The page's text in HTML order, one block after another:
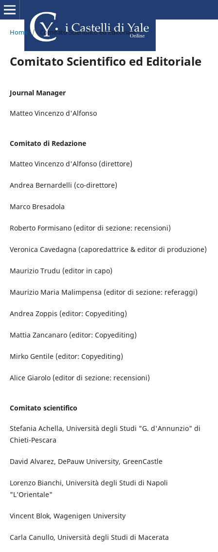
Home / Comitato Scientifico ed Editoriale
Comitato Scientifico ed Editoriale
Journal Manager
Matteo Vincenzo d'Alfonso
Comitato di Redazione
Matteo Vincenzo d'Alfonso (direttore)
Andrea Bernardelli (co-direttore)
Marco Bresadola
Roberto Formisano (editor di sezione: recensioni)
Veronica Cavedagna (caporedattrice & editor di produzione)
Maurizio Trudu (editor in capo)
Maurizio Maria Malimpensa (editor di sezione: referaggi)
Andrea Zoppis (editor: Copyediting)
Mattia Zancanaro (editor: Copyediting)
Mirko Gentile (editor: Copyediting)
Alice Giarolo (editor di sezione: recensioni)
Comitato scientifico
Stefania Achella, Università degli Studi "G. d'Annunzio" di
Chieti-Pescara
David Alvarez, DePauw University, GreenCastle
Lorenzo Bianchi, Università degli Studi di Napoli
"L’Orientale"
Vincent Blok, Wagenigen University
Carla Canullo, Università degli Studi di Macerata